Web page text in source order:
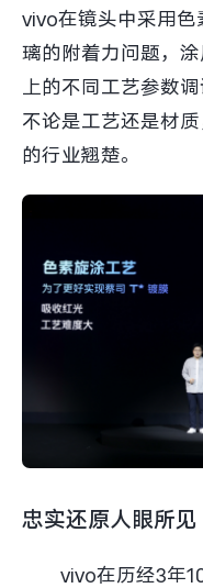
vivo在镜头中采用色
璃的附着力问题，
上的不同工艺参数
不论是工艺还是材
的行业翘楚。
忠实还原人眼所
vivo在历经3年